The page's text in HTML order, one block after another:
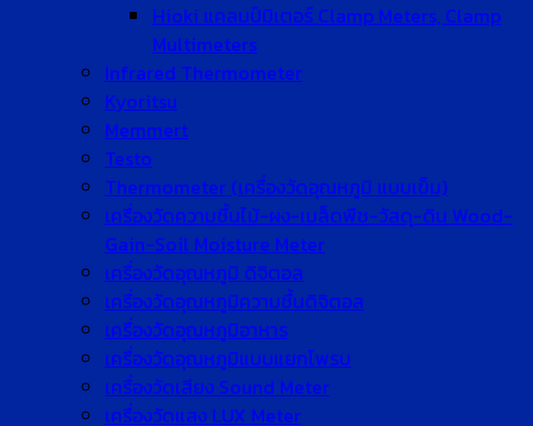
Hioki แคลมป์มิเตอร์ Clamp Meters, Clamp
Multimeters
Infrared Thermometer
Kyoritsu
Memmert
Testo
Thermometer (เครื่องวัดอุณหภูมิ แบบเข็ม)
เครื่องวัดความชื้นไม้-ผง-เมล็ดพืช-วัสดุ-ดิน Wood-
Gain-Soil Moisture Meter
เครื่องวัดอุณหภูมิ ดิจิตอล
เครื่องวัดอุณหภูมิความชื้นดิจิตอล
เครื่องวัดอุณหภูมิอาหาร
เครื่องวัดอุณหภูมิแบบแยกโพรบ
เครื่องวัดเสียง Sound Meter
เครื่องวัดแสง LUX Meter